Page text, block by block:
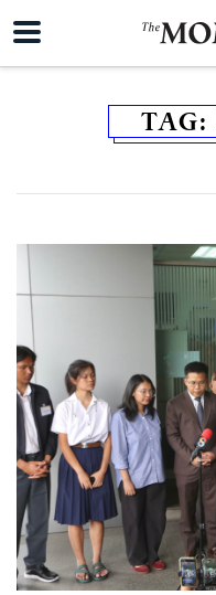
TAG: